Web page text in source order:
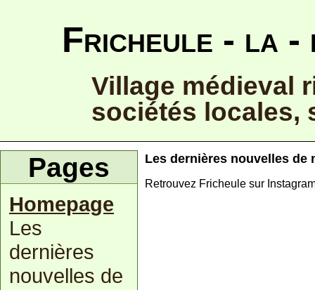
Fricheule - la -
Village médieval
sociétés locales,
Les dernières nouvelles de
Retrouvez Fricheule sur
Pages
Homepage
Les
dernières
nouvelles de